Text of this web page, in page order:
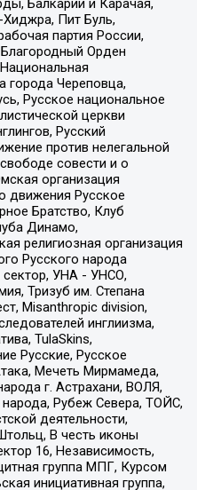
Балкарии и Карачая,
Пит Буль,
партия России,
Орден
города Череповца,
Русское национальное
церкви
Русский
против нелегальной
совести и о
организация
движения Русское
Братство, Клуб
Динамо,
религиозная организация
Русского народа
УНА - УНСО,
Тризуб им. Степана
Misanthropic division,
инглиизма,
TulaSkins,
Русские, Русское
Мечеть Мирмамеда,
г. Астрахани, ВОЛЯ,
Рубеж Севера, ТОЙС,
деятельности,
В честь иконы
16, Независимость,
группа МПГ, Курсом
инициативная группа,